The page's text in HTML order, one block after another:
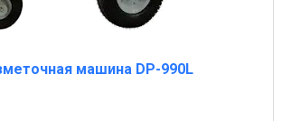
машина DP-990L